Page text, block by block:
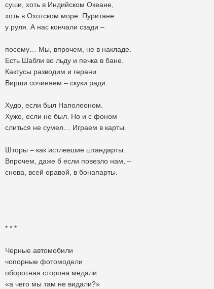
суши, хоть в Индийском Океане,
хоть в Охотском море. Пуритане
у руля. А нас кончали сзади –
посему… Мы, впрочем, не в накладе.
Есть Шабли во льду и печка в бане.
Кактусы разводим и герани.
Вирши сочиняем – скуки ради.
Худо, если был Наполеоном.
Хуже, если не был. Но и с фоном
слиться не сумел… Играем в карты.
Шторы – как истлевшие штандарты.
Впрочем, даже б если повезло нам, –
снова, всей оравой, в бонапарты.
* * *
Черные автомобили
чопорные фотомодели
оборотная сторона медали
«а чего мы там не видали?»